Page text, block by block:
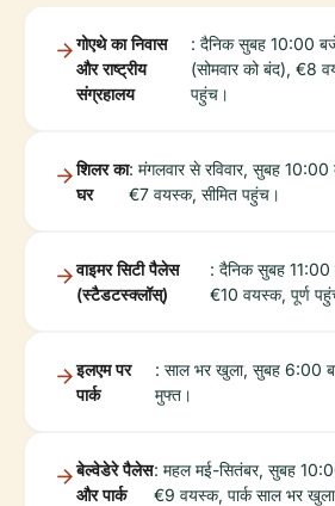
गोएथे का निवास
और राष्ट्रीय
संग्रहालय
: दैनिक सुबह 10:00
(सोमवार को बंद), €8
पहुंच।
शिलर का
घर
: मंगलवार से रविवार, सुबह
€7 वयस्क, सीमित पहुंच।
वाइमर सिटी पैलेस
(स्टैडटस्क्लॉस्)
: दैनिक सुबह
€10 वयस्क, पूर्ण
इलएम पर
पार्क
: साल भर खुला, सुबह 6:00
मुफ्त।
बेल्वेडेरे पैलेस
और पार्क
: महल मई-सितंबर, सुबह
€9 वयस्क, पार्क साल भर